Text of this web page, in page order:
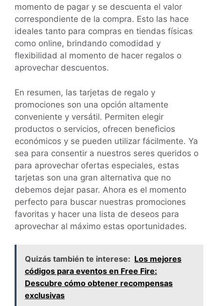
momento de pagar y se descuenta el valor
correspondiente de la compra. Esto las hace
ideales tanto para compras en tiendas físicas
como online, brindando comodidad y
flexibilidad al momento de hacer regalos o
aprovechar descuentos.
En resumen, las tarjetas de regalo y
promociones son una opción altamente
conveniente y versátil. Permiten elegir
productos o servicios, ofrecen beneficios
económicos y se pueden utilizar fácilmente. Ya
sea para consentir a nuestros seres queridos o
para aprovechar ofertas especiales, estas
tarjetas son una gran alternativa que no
debemos dejar pasar. Ahora es el momento
perfecto para buscar nuestras promociones
favoritas y hacer una lista de deseos para
aprovechar al máximo estas oportunidades.
Quizás también te interese: Los mejores
códigos para eventos en Free Fire:
Descubre cómo obtener recompensas
exclusivas